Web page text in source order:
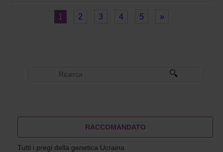
1 2 3 4 5 »
RACCOMANDATO
Tutti i pregi della genetica Ucraina